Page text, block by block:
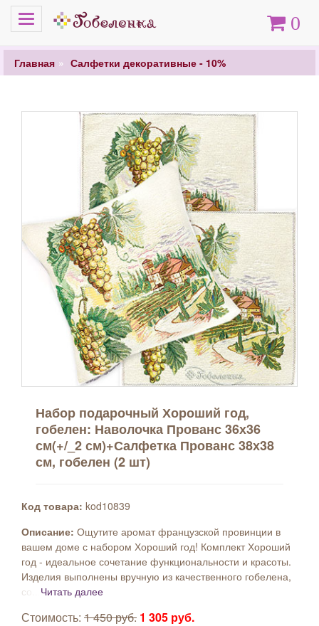
Меню Корзина
0
Главная Салфетки декоративные - 10%
Набор подарочный Хороший год,
гобелен: Наволочка Прованс 36х36
см(+/_2 см)+Салфетка Прованс 38х38
см, гобелен (2 шт)
Код товара: kod10839
Описание: Ощутите аромат французской провинции в
вашем доме с набором Хороший год! Комплект Хороший
год - идеальное сочетание функциональности и красоты.
Изделия выполнены вручную из качественного гобелена,
со... Читать далее
Стоимость: 1 450 руб. 1 305 руб.